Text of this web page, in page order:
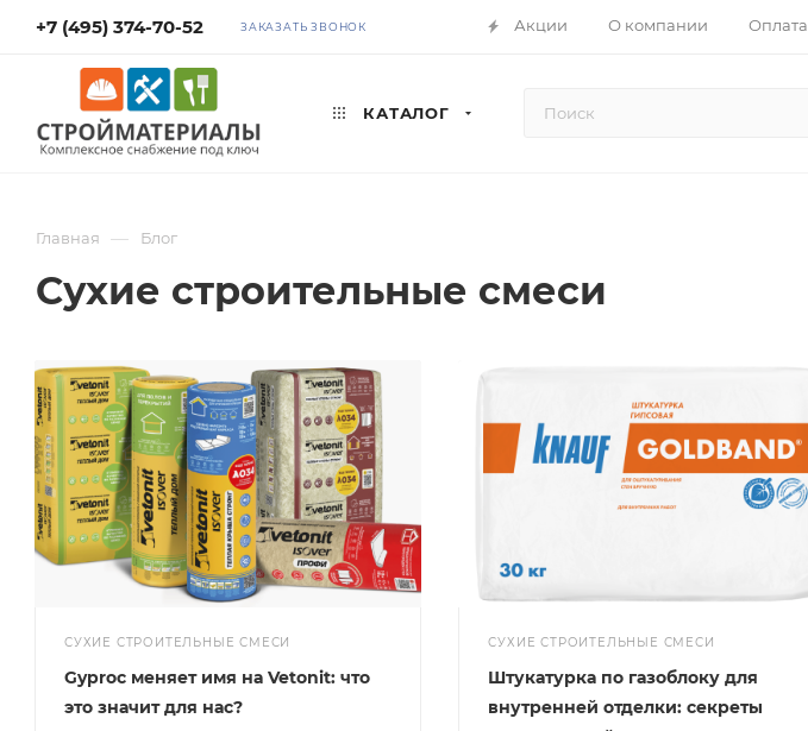
+7 (495) 374-70-52 ЗАКАЗАТЬ ЗВОНОК Акции О компании Оплата
КАТАЛОГ
Главная — Блог
Сухие строительные смеси
СУХИЕ СТРОИТЕЛЬНЫЕ СМЕСИ
Gyproc меняет имя на Vetonit: что
это значит для нас?
СУХИЕ СТРОИТЕЛЬНЫЕ СМЕСИ
Штукатурка по газоблоку для
внутренней отделки: секреты